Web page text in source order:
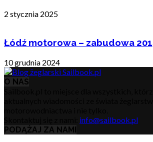
2 stycznia 2025
Łódź motorowa – zabudowa
10 grudnia 2024
O NAS
info@sailbook.pl
PODĄŻAJ ZA NAMI